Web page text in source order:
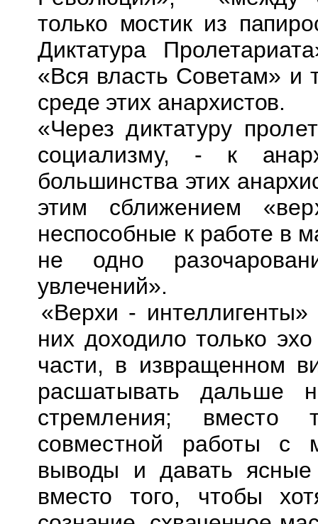
только мостик из
Диктатура
«Вся власть Советам» и
среде этих анархистов.
«Через диктатуру
социализму, - к
большинства этих
этим сближением
неспособные к работе в
не одно
увлечений».
«Верхи -
них доходило только
части, в извращенном
расшатывать дальше
стремления; вместо
совместной работы с
выводы и давать
вместо того, чтобы